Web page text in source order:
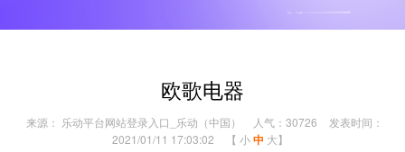
欧歌电器
来源： 乐动平台网站登录入口_乐动（中国） 人气：30726
发表时间：
2021/01/11 17:03:02
【 小中 大】